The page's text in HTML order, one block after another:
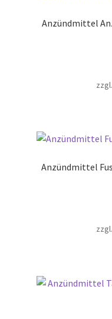
Anzündmittel
zzgl.
Anzündmittel
zzgl.